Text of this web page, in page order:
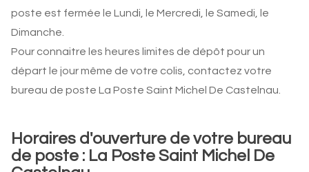
poste est fermée le Lundi, le Mercredi, le Samedi, le
Dimanche.
Pour connaitre les heures limites de dépôt pour un
départ le jour même de votre colis, contactez votre
bureau de poste La Poste Saint Michel De Castelnau.
Horaires d'ouverture de votre bureau
de poste : La Poste Saint Michel De